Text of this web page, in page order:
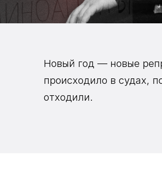
Новый год — новые
происходило в судах,
отходили.